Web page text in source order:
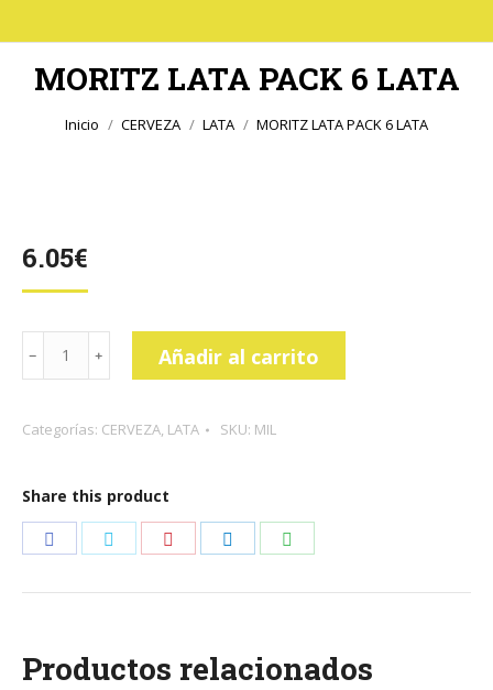
MORITZ LATA PACK 6 LATA
Estás aquí:
Inicio CERVEZA LATA MORITZ LATA PACK 6 LATA
6.05€
MORITZ
LATA
6
cantidad
Añadir al carrito
Categorías: CERVEZA, LATA SKU: MIL
Share this product
Productos relacionados